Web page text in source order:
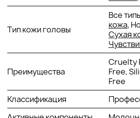
образуя нежную пену, и тщательно
оставляя ощущения тяжести.
утонченным ароматом с нотами
базилика, которые создают ощущение
гармонии, превращая каждое
Состав:Не содержит парабенов,
силиконов и спирта. Такой подход
аллергических реакций и
продукт особенно подходящим для
Тип кожи головы
Все
кожа,
Сухая
Преимущества
Cruelty
Free,
Free
Классификация